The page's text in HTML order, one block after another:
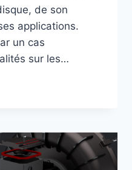
de son
applications.
un cas
sur les…